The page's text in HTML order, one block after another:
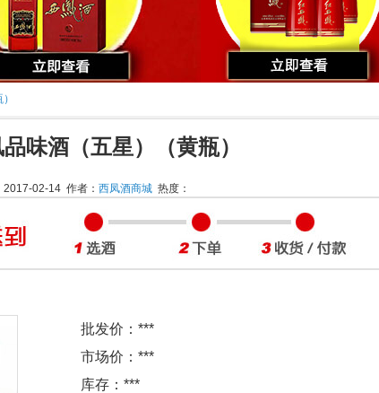
味酒（五星）（黄瓶）
2017-02-14 作者： 西凤酒商城热度：
批发价： ***
市场价： ***
库存： ***